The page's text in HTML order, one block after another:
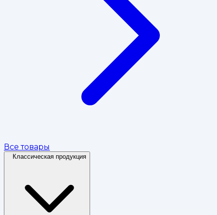
Все товары
Классическая продукция